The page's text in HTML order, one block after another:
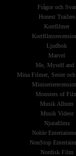
Frågor och Svar
Honest Trailers
Kortfilmer
Ljudbok
Marvel
Me, Myself and
Mina Filmer, Serier
Monsters of
Musik Album
Musik Videor
Njutafilms
Noble
NonStop
Nordisk Film